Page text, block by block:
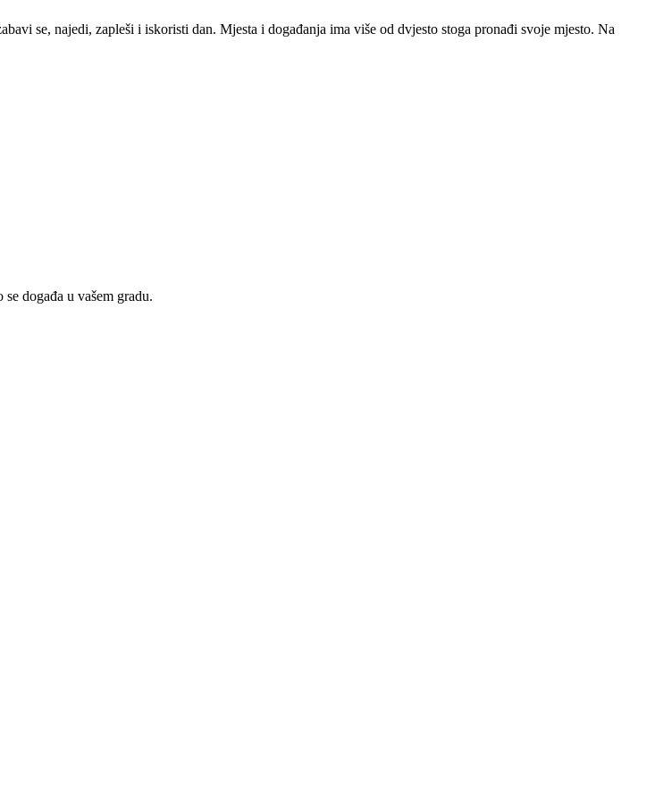
se, najedi, zapleši i iskoristi dan. Mjesta i događanja ima više od dvjesto stoga pronađi svoje mjesto. Na
događa u vašem gradu.